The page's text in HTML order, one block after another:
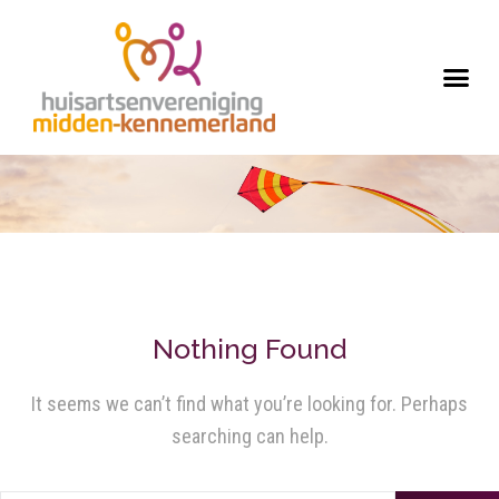
Nothing Found
It seems we can’t find what you’re looking for. Perhaps
searching can help.